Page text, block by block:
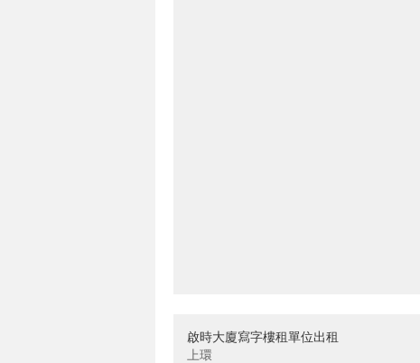
啟時大廈寫字樓租單位出租
上環